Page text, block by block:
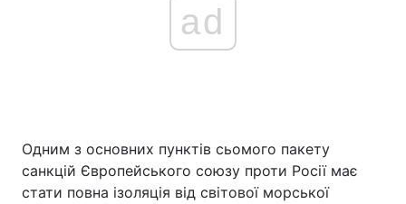
ad
Одним з основних пунктів сьомого пакету
санкцій Європейського союзу проти Росії має
стати повна ізоляція від світової морської